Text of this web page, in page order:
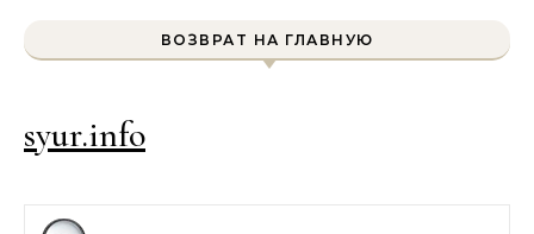
ВОЗВРАТ НА ГЛАВНУЮ
syur.info